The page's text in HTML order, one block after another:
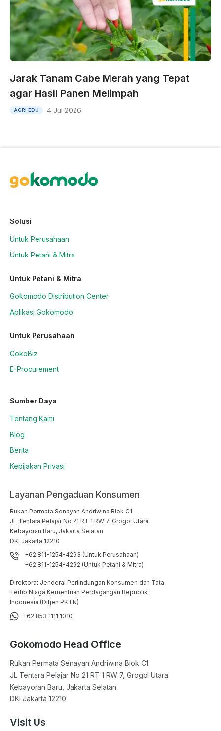
Jarak Tanam Cabe Merah yang Tepat
agar Hasil Panen Melimpah
AGRI EDU 4 Jul 2026
Solusi
Untuk Perusahaan
Untuk Petani & Mitra
Untuk Petani & Mitra
Gokomodo Distribution Center
Aplikasi Gokomodo
Untuk Perusahaan
GokoBiz
E-Procurement
Sumber Daya
Tentang Kami
Blog
Berita
Kebijakan Privasi
Layanan Pengaduan Konsumen
Rukan Permata Senayan Andriwina Blok C1
JL Tentara Pelajar No 21 RT 1 RW 7, Grogol Utara
Kebayoran Baru, Jakarta Selatan
DKI Jakarta 12210
+62 811-1254-4293 (Untuk Perusahaan)
+62 811-1254-4292 (Untuk Petani & Mitra)
Direktorat Jenderal Perlindungan Konsumen dan Tata
Tertib Niaga Kementrian Perdagangan Republik
Indonesia (Ditjen PKTN)
+62 853 1111 1010
Gokomodo Head Office
Rukan Permata Senayan Andriwina Blok C1
JL Tentara Pelajar No 21 RT 1 RW 7, Grogol Utara
Kebayoran Baru, Jakarta Selatan
DKI Jakarta 12210
Visit Us